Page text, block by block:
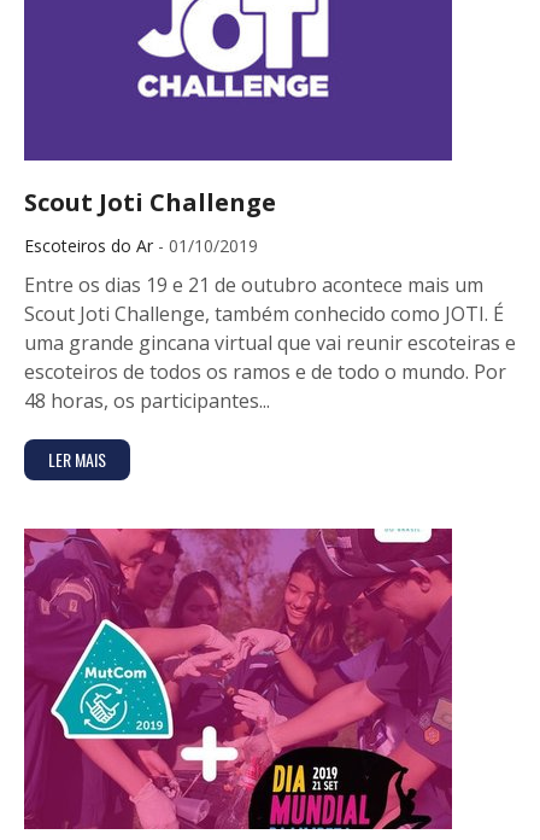
Scout Joti Challenge
Escoteiros do Ar - 01/10/2019
Entre os dias 19 e 21 de outubro acontece mais um
Scout Joti Challenge, também conhecido como JOTI. É
uma grande gincana virtual que vai reunir escoteiras e
escoteiros de todos os ramos e de todo o mundo. Por
48 horas, os participantes...
LER MAIS